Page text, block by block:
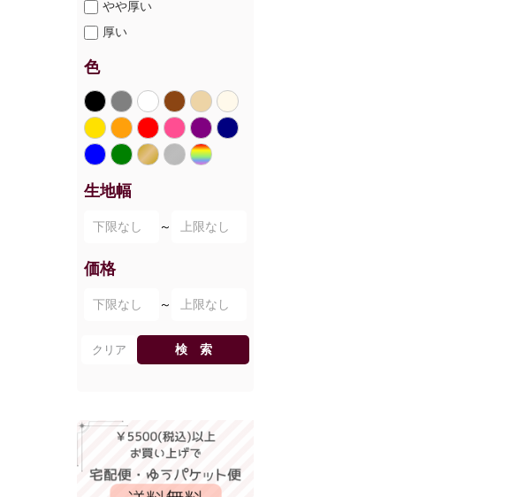
やや厚い
厚い
色
生地幅
～
価格
～
クリア 検 索